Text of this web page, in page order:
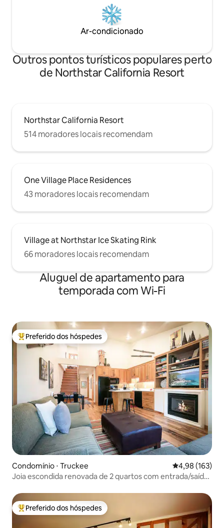
Ar-condicionado
Outros pontos turísticos populares perto
de Northstar California Resort
Northstar California Resort
514 moradores locais recomendam
One Village Place Residences
43 moradores locais recomendam
Village at Northstar Ice Skating Rink
66 moradores locais recomendam
Aluguel de apartamento para
temporada com Wi-Fi
Entre os melhores preferidos dos hóspedes
Preferido dos hóspedes
Condomínio ⋅ Truckee 4,98 de uma
4,98 (163)
Joia escondida renovada de 2 quartos com entrada/saída
Entre os melhores preferidos dos hóspedes
Preferido dos hóspedes